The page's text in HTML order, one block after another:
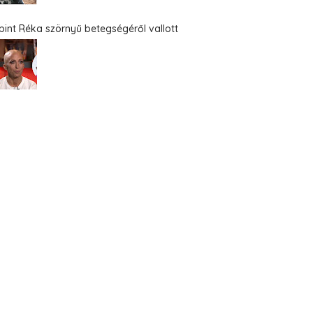
Réka szörnyű betegségéről vallott